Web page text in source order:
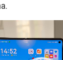
de
vídeo